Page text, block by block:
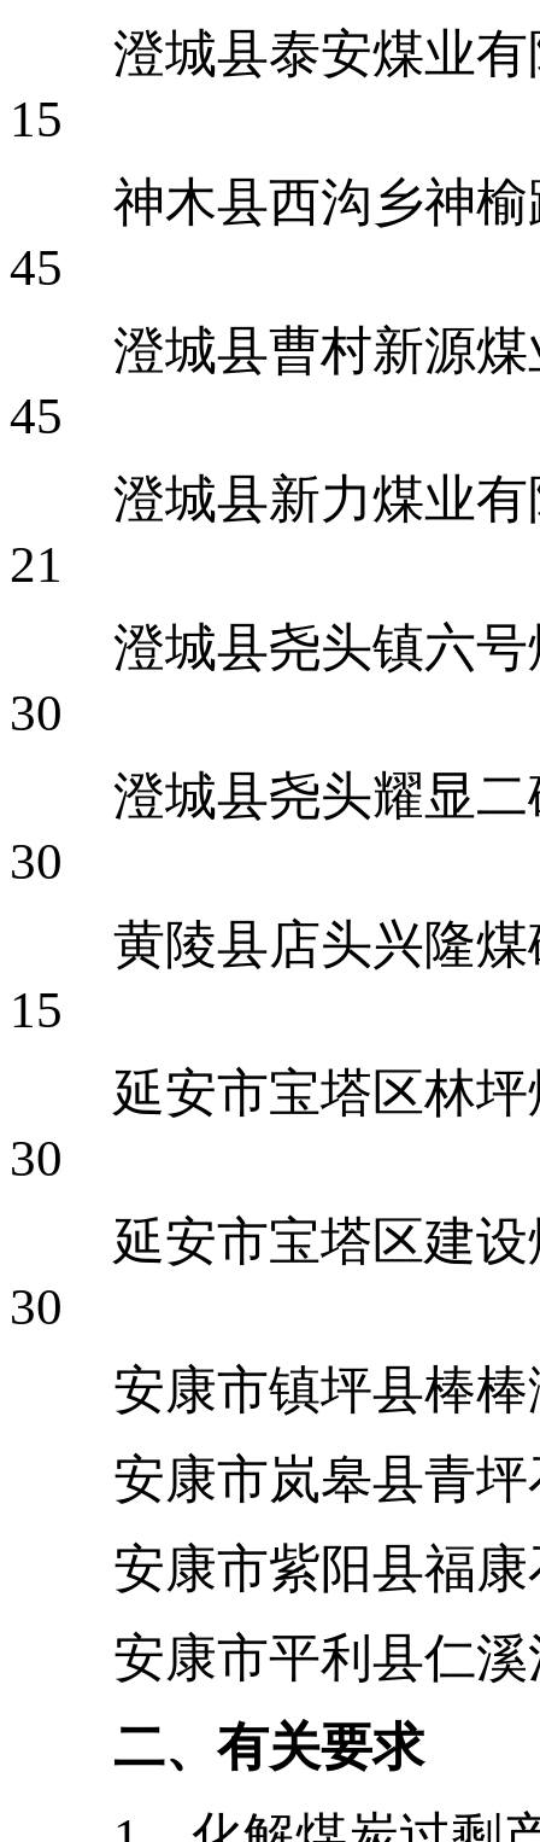
澄城县
15
神木县
45
澄城县曹
45
澄城县
21
澄城县
30
澄城县
30
黄陵县店
15
延安市宝塔
30
延安市宝塔
30
安康市镇
安康市岚
安康市紫
安康市平
二、有关要求